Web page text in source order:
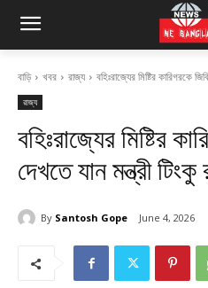
বাড়ি খবর রাজ্য বহিঃরাজ্যের মিষ্টির কারিগরকে
রাজ্য
বহিঃরাজ্যের মিষ্টির
দেখতে যান মন্ত্রী টিংকু
By Santosh Gope June 4, 2026